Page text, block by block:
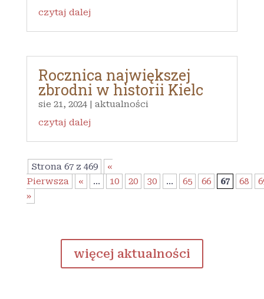
czytaj dalej
Rocznica największej
zbrodni w historii Kielc
sie 21, 2024| aktualności
czytaj dalej
Strona 67 z 469
«
Pierwsza
« ... 10 20 30 ... 65 66 67 68
»
więcej aktualności